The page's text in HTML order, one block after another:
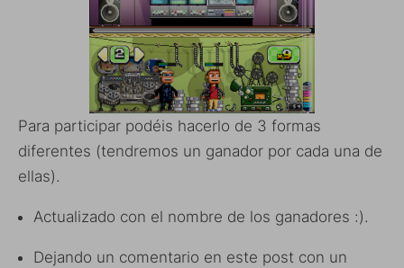
Para participar podéis hacerlo de 3 formas
diferentes (tendremos un ganador por cada una de
ellas).
Actualizado con el nombre de los ganadores :).
Dejando un comentario en este post con un